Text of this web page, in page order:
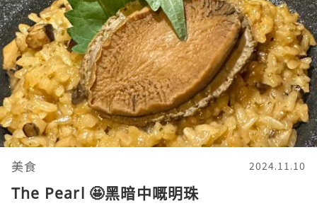
美食 2024.11.10
The Pearl 🤩黑暗中嘅明珠